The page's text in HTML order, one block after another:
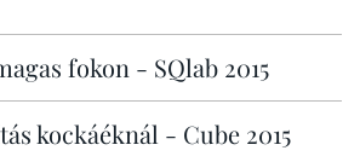
fokon - SQlab 2015
kockáéknál - Cube 2015